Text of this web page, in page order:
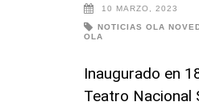
10 MARZO, 2023
NOTICIAS OLA
OLA
Inaugurado en
Teatro Nacional